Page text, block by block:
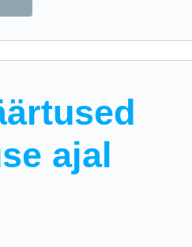
ajal